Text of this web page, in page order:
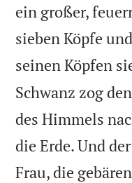
ein großer,
sieben Köpfe
seinen Köpfen
Schwanz zog
des Himmels
die Erde. Und
Frau, die